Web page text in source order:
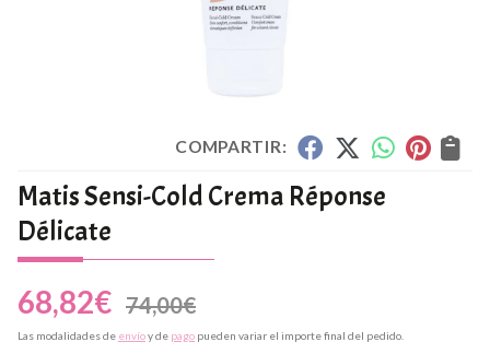
COMPARTIR:
Matis Sensi-Cold Crema Réponse
Délicate
68,82€ 74,00€
Las modalidades de envíoy de pago pueden variar el importe final del pedido.